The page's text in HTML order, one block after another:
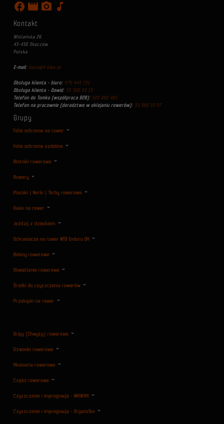
facebook movie photo_camera music_note
Kontakt
Wiślańska 26
43-430 Skoczów
Polska
E-mail: biuro@4-bike.pl
Obsługa klienta - biuro: 575 444 731
Obsługa klienta - Dawid: 33 300 33 15
Telefon do Tomka (współpraca B2B): 505 002 401
Telefon na pracownie (doradztwo w oklejaniu rowerów): 33 300 33 97
Grupy
Folie ochronne na rower
Folie ochronne ozdobne
Błotniki rowerowe
Rowery
Plecaki | Nerki | Torby rowerowe
Kaski na rower
Jeździj z dzieckiem
Ochraniacze na rower MTB Enduro DH
Bidony rowerowe
Oświetlenie rowerowe
Środki do czyszczenia rowerów
Przekąski na rower
Gripy (Chwyty) rowerowe
Dzwonki rowerowe
Akcesoria rowerowe
Części rowerowe
Czyszczenie i impregnacja - NIKWAX
Czyszczenie i impregnacja - OrganoTex